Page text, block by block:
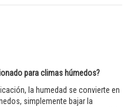
para climas húmedos?
la humedad se convierte en
simplemente bajar la